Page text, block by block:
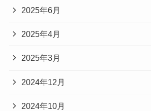
2025年6月
2025年4月
2025年3月
2024年12月
2024年10月